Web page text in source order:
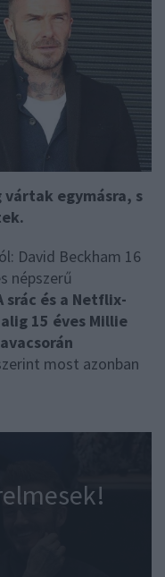
egymásra, s
David Beckham 16
népszerű
srác és a Netflix-
15 éves Millie
most azonban